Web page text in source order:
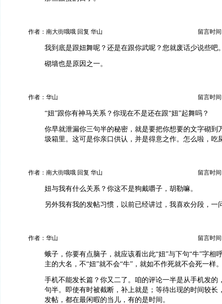
作者：南大街哦哦 回复 华山 留言时间
我到底是跟妞舞呢？还是在跟你武呢？您就废话少说些吧
砌墙也是原因之一。
作者：华山 留言时间
“妞”跟你有神马关系？你现在不是还在跟“妞”起舞吗？
你早就泄漏你三句半的秘密，就是要把你想要的文字砌到
圾箱里。这可是你亲口供认，并是得意之作。怎么啦，吃
作者：南大街哦哦 回复 华山 留言时间
妞与我有什么关系？你这不是狗戴嚼子，胡勒嘛。
另外我有我的发帖习惯，以前已经讲过，我喜欢分段，一
作者：华山 留言时间
蛾子，你要有点脑子，就应该看出此“妞”与下句“牛”字相
主的大名，不“妞”就不会“牛”，就如不作死就不会死一样
手机不能发长篇？你又二了。咱的评论一半是从手机发的
句半。即使有时被截断，补上就是；等待出现的时间较长
发帖，都在最闲暇的当儿，有的是时间。